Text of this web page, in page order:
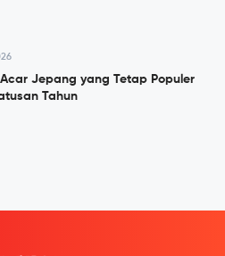
Acar Jepang yang Tetap Populer
Tahun